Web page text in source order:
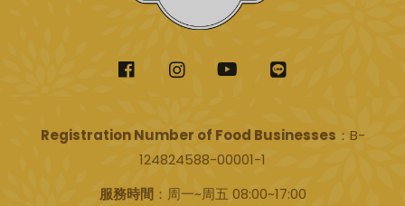
Registration Number of Food Businesses ：B-
124824588-00001-1
服務時間 ：周一~周五 08:00~17:00